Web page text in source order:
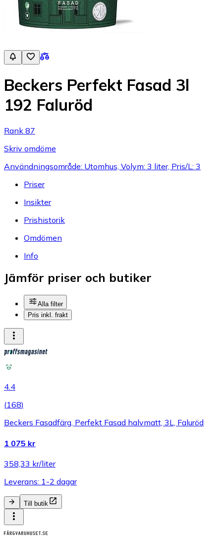
Beckers Perfekt Fasad 3l
192 Faluröd
Rank 87
Skriv omdöme
Användningsområde: Utomhus, Volym: 3 liter, Pris/L: 3
Priser
Insikter
Prishistorik
Omdömen
Info
Jämför priser och butiker
Alla filter
Pris inkl. frakt
4.4
(168)
Beckers Fasadfärg, Perfekt Fasad halvmatt, 3L, Faluröd
1 075 kr
358,33 kr/liter
Leverans: 1-2 dagar
Till butik